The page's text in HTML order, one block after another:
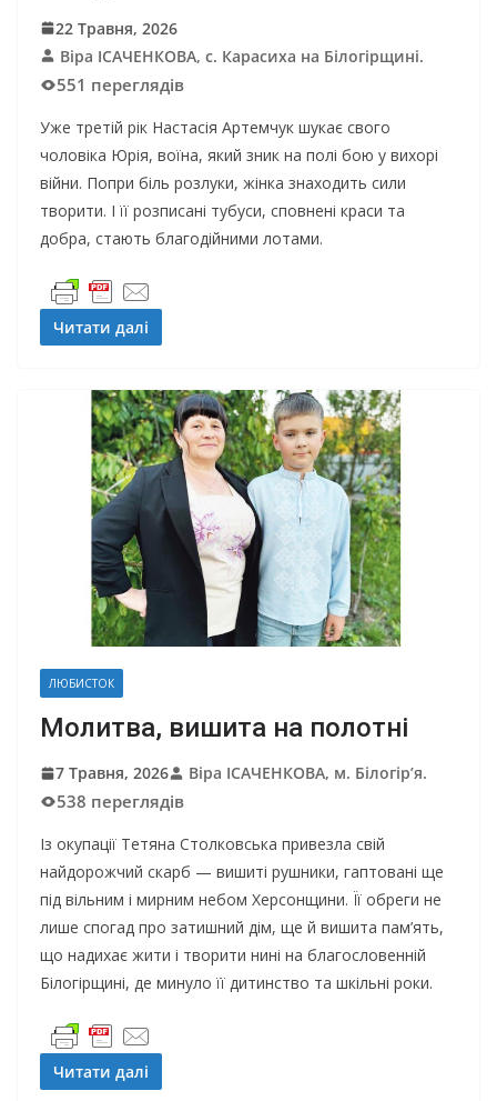
22 Травня, 2026
Віра ІСАЧЕНКОВА, с. Карасиха на Білогірщині.
551 переглядів
Уже третій рік Настасія Артемчук шукає свого
чоловіка Юрія, воїна, який зник на полі бою у вихорі
війни. Попри біль розлуки, жінка знаходить сили
творити. І її розписані тубуси, сповнені краси та
добра, стають благодійними лотами.
Читати далі
ЛЮБИСТОК
Молитва, вишита на полотні
7 Травня, 2026 Віра ІСАЧЕНКОВА, м. Білогір’я.
538 переглядів
Із окупації Тетяна Столковська привезла свій
найдорожчий скарб — вишиті рушники, гаптовані ще
під вільним і мирним небом Херсонщини. Її обреги не
лише спогад про затишний дім, ще й вишита пам’ять,
що надихає жити і творити нині на благословенній
Білогірщині, де минуло її дитинство та шкільні роки.
Читати далі